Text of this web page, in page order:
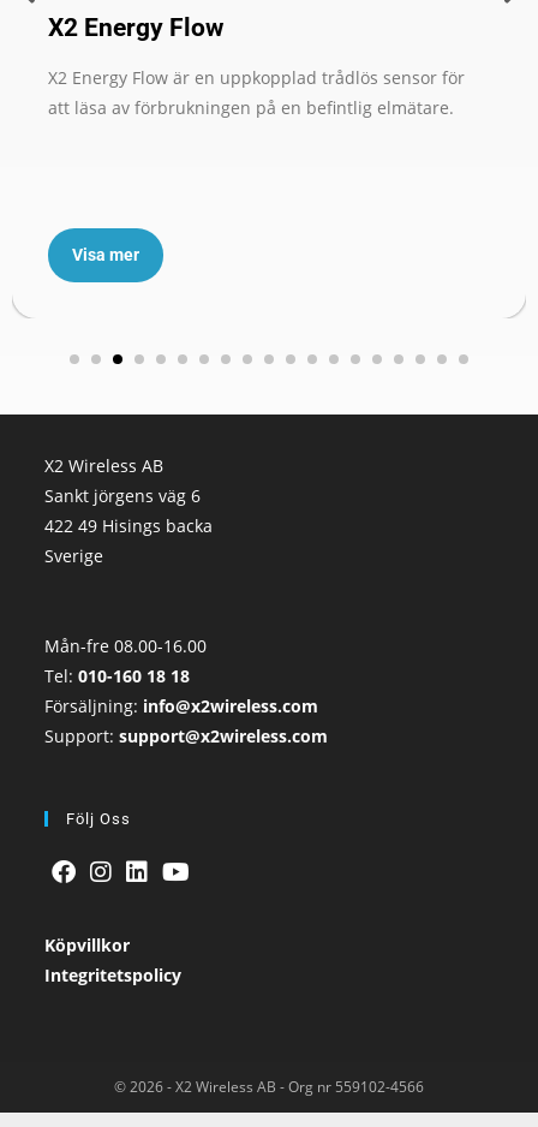
X2 Energy Flow
X2 Energy Flow är en uppkopplad trådlös sensor för
att läsa av förbrukningen på en befintlig elmätare.
Visa mer
X2 Wireless AB
Sankt jörgens väg 6
422 49 Hisings backa
Sverige
Mån-fre 08.00-16.00
Tel:010-160 18 18
Försäljning: info@x2wireless.com
Support:support@x2wireless.com
Följ Oss
Köpvillkor
Integritetspolicy
© 2026 - X2 Wireless AB - Org nr 559102-4566